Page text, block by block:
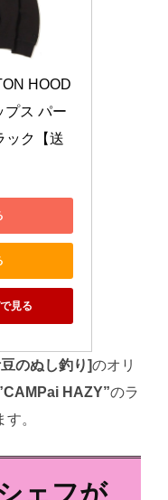
HOOD
プス パー
ック【送
見る
のぬし釣り]のオリ
HAZY”のラ
。
ェフが